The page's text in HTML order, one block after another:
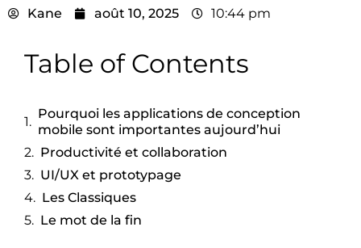
Kane août 10, 2025 10:44 pm
Table of Contents
Pourquoi les applications de conception
mobile sont importantes aujourd’hui
Productivité et collaboration
UI/UX et prototypage
Les Classiques
Le mot de la fin